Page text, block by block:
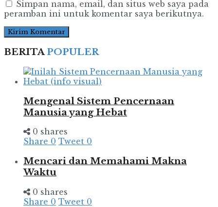
Simpan nama, email, dan situs web saya pada
peramban ini untuk komentar saya berikutnya.
BERITAPOPULER
Mengenal Sistem Pencernaan
Manusia yang Hebat
0 shares
Share 0 Tweet 0
Mencari dan Memahami Makna
Waktu
0 shares
Share 0 Tweet 0